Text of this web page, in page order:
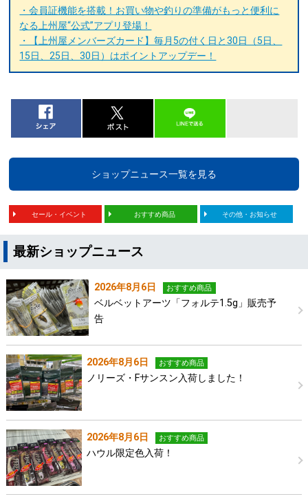
・会員証機能を搭載！お買い物や釣りの準備がもっと便利に
なる上州屋“公式”アプリ登場！
・【上州屋メンバーズカード】毎月5の付く日と30日（5日、
15日、25日、30日）はポイントアップデー！
ショップニュース一覧を見る
セール・イベント おすすめ商品 その他・お知らせ
最新ショップニュース
2026年8月6日 おすすめ商品
ベルベットアーツ「フォルテ1.5g」販売予
告
2026年8月6日 おすすめ商品
ノリーズ・Fサンスン入荷しました！
2026年8月6日 おすすめ商品
ハウル限定色入荷！